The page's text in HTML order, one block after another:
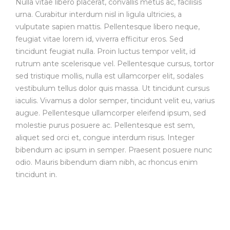
Nulla vitae libero placerat, convallis metus ac, facilisis
urna. Curabitur interdum nisl in ligula ultricies, a
vulputate sapien mattis. Pellentesque libero neque,
feugiat vitae lorem id, viverra efficitur eros. Sed
tincidunt feugiat nulla. Proin luctus tempor velit, id
rutrum ante scelerisque vel. Pellentesque cursus, tortor
sed tristique mollis, nulla est ullamcorper elit, sodales
vestibulum tellus dolor quis massa. Ut tincidunt cursus
iaculis. Vivamus a dolor semper, tincidunt velit eu, varius
augue. Pellentesque ullamcorper eleifend ipsum, sed
molestie purus posuere ac. Pellentesque est sem,
aliquet sed orci et, congue interdum risus. Integer
bibendum ac ipsum in semper. Praesent posuere nunc
odio. Mauris bibendum diam nibh, ac rhoncus enim
tincidunt in.